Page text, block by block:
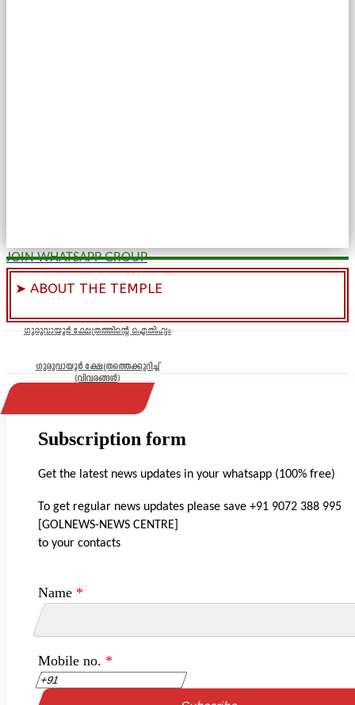
JOIN WHATSAPP GROUP
➤ ABOUT THE TEMPLE
ഗുരുവായൂർ ക്ഷേത്രത്തിന്റെ ഐതിഹ്യം
ഗുരുവായൂർ ക്ഷേത്രത്തെക്കുറിച്ച്
(വിവരങ്ങൾ)
Subscription form
Get the latest news updates in your whatsapp (100% free)
To get regular news updates please save +91 9072 388 995
[GOLNEWS-NEWS CENTRE]
to your contacts
Name *
Mobile no. *